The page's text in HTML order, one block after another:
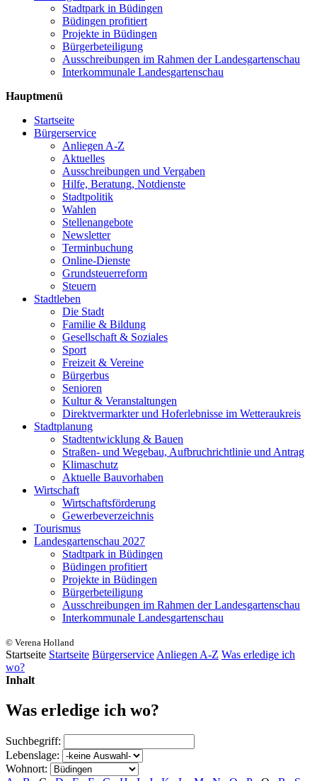
Stadtpark in Büdingen
Büdingen profitiert
Projekte in Büdingen
Bürgerbeteiligung
Ausschreibungen im Rahmen der Landesgartenschau
Interkommunale Landesgartenschau
Hauptmenü
Startseite
Bürgerservice
Anliegen A-Z
Aktuelles
Ausschreibungen und Vergaben
Hilfe, Beratung, Notdienste
Stadtpolitik
Wahlen
Stellenangebote
Newsletter
Terminbuchung
Online-Dienste
Grundsteuerreform
Steuern
Stadtleben
Die Stadt
Familie & Bildung
Gesellschaft & Soziales
Sport
Freizeit & Vereine
Bürgerbus
Senioren
Kultur & Veranstaltungen
Direktvermarkter und Hoferlebnisse im Wetteraukreis
Stadtplanung
Stadtentwicklung & Bauen
Straßen- und Wegebau, Aufbruchrichtlinie und Antrag
Klimaschutz
Aktuelle Bauvorhaben
Wirtschaft
Wirtschaftsförderung
Gewerbeverzeichnis
Tourismus
Landesgartenschau 2027
Stadtpark in Büdingen
Büdingen profitiert
Projekte in Büdingen
Bürgerbeteiligung
Ausschreibungen im Rahmen der Landesgartenschau
Interkommunale Landesgartenschau
© Verena Holland
Startseite Startseite Bürgerservice Anliegen A-Z Was erledige ich
wo?
Inhalt
Was erledige ich wo?
Suchbegriff:
Lebenslage:
Wohnort: